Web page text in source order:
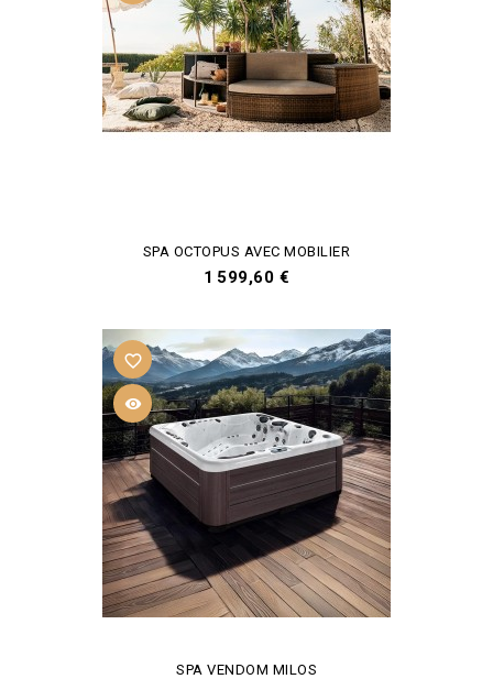
SPA OCTOPUS AVEC MOBILIER
Prix
1 599,60 €

favorite_border
SPA VENDOM MILOS